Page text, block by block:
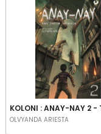
KOLONI : ANAY-NAY 2 -
OLVYANDA ARIESTA